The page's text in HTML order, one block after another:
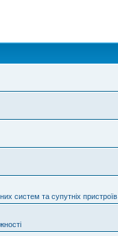
систем та супутніх пристроїв